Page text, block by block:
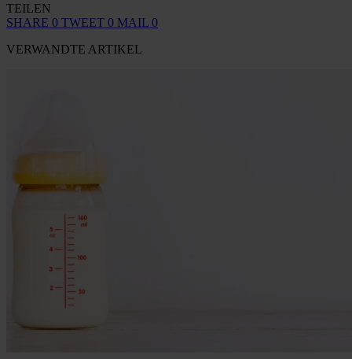
TEILEN
SHARE 0 TWEET 0 MAIL 0
VERWANDTE ARTIKEL